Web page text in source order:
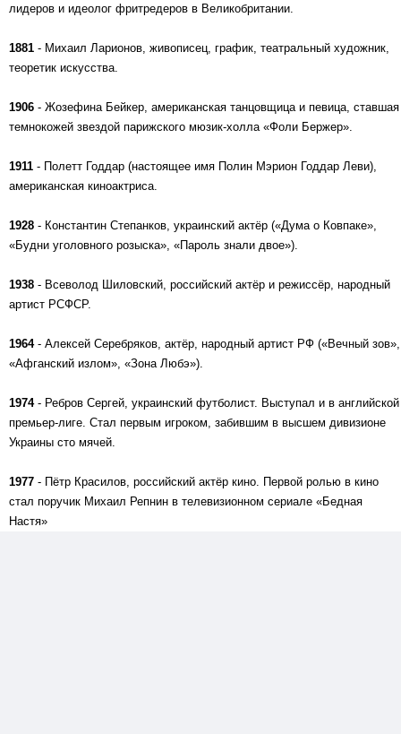
лидеров и идеолог фритредеров в Великобритании.
1881 - Михаил Ларионов, живописец, график, театральный художник,
теоретик искусства.
1906 - Жозефина Бейкер, американская танцовщица и певица, ставшая
темнокожей звездой парижского мюзик-холла «Фоли Бержер».
1911 - Полетт Годдар (настоящее имя Полин Мэрион Годдар Леви),
американская киноактриса.
1928 - Константин Степанков, украинский актёр («Дума о Ковпаке»,
«Будни уголовного розыска», «Пароль знали двое»).
1938 - Всеволод Шиловский, российский актёр и режиссёр, народный
артист РСФСР.
1964- Алексей Серебряков, актёр, народный артист РФ («Вечный зов»,
«Афганский излом», «Зона Любэ»).
1974- Ребров Сергей, украинский футболист. Выступал и в английской
премьер-лиге. Стал первым игроком, забившим в высшем дивизионе
Украины сто мячей.
1977 - Пётр Красилов, российский актёр кино. Первой ролью в кино
стал поручик Михаил Репнин в телевизионном сериале «Бедная
Настя»